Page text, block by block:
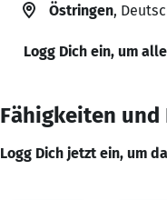
Östringen,
Logg Dich ein, um
Fähigkeiten
Logg Dich jetzt ein, um